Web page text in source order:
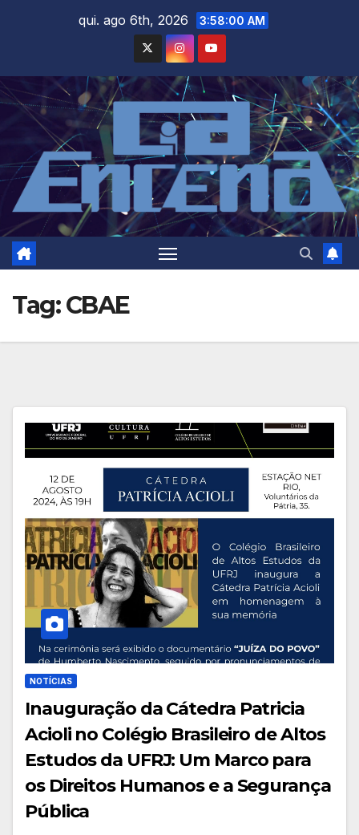
qui. ago 6th, 2026 3:58:01 AM
Tag:CBAE
NOTÍCIAS
Inauguração da Cátedra Patricia
Acioli no Colégio Brasileiro de Altos
Estudos da UFRJ: Um Marco para
os Direitos Humanos e a Segurança
Pública